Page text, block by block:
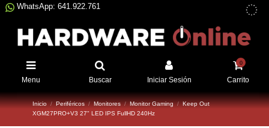
WhatsApp: 641.922.761
Menu Buscar Iniciar Sesión
0
Carrito
Inicio Periféricos Monitores Monitor Gaming
Keep Out
XGM27PRO+V3 27" LED IPS FullHD 240Hz